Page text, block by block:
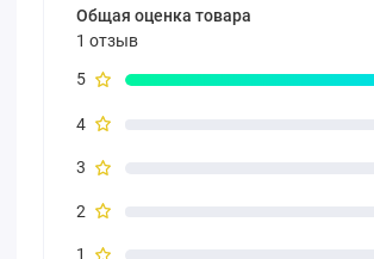
Общая оценка товара
1 отзыв
5
4
3
2
1